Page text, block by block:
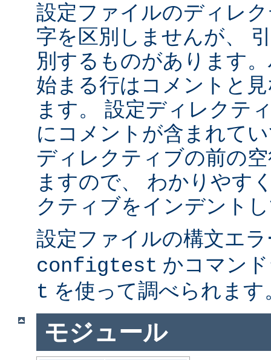
設定ファイルのディレ
字を区別しませんが、
別するものがあります
始まる行はコメントと
ます。 設定ディレクテ
にコメントが含まれて
ディレクティブの前の
ますので、 わかりやす
クティブをインデント
設定ファイルの構文エ
configtest かコマン
t を使って調べられます
モジュール